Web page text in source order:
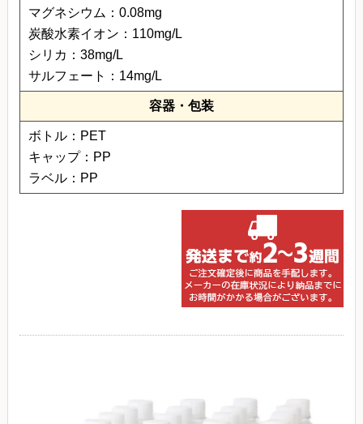
マグネシウム：0.08mg
炭酸水素イオン：110mg/L
シリカ：38mg/L
サルフェート：14mg/L
容器・包装
ボトル：PET
キャップ：PP
ラベル：PP